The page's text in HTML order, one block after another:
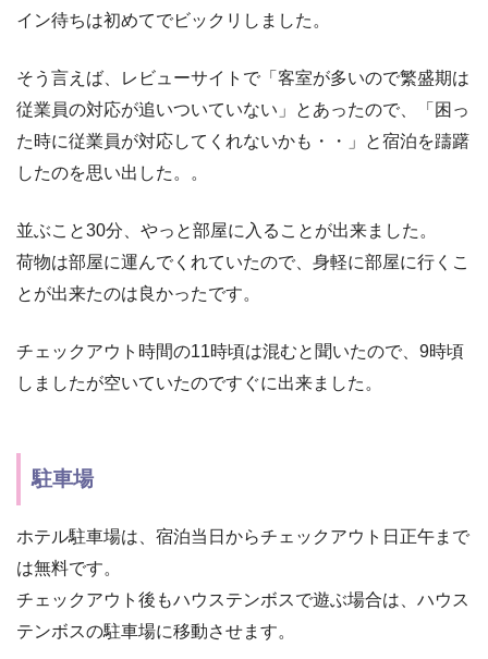
イン待ちは初めてでビックリしました。
そう言えば、レビューサイトで「客室が多いので繁盛期は
従業員の対応が追いついていない」とあったので、「困っ
た時に従業員が対応してくれないかも・・」と宿泊を躊躇
したのを思い出した。。
並ぶこと30分、やっと部屋に入ることが出来ました。
荷物は部屋に運んでくれていたので、身軽に部屋に行くこ
とが出来たのは良かったです。
チェックアウト時間の11時頃は混むと聞いたので、9時頃
しましたが空いていたのですぐに出来ました。
駐車場
ホテル駐車場は、宿泊当日からチェックアウト日正午まで
は無料です。
チェックアウト後もハウステンボスで遊ぶ場合は、ハウス
テンボスの駐車場に移動させます。